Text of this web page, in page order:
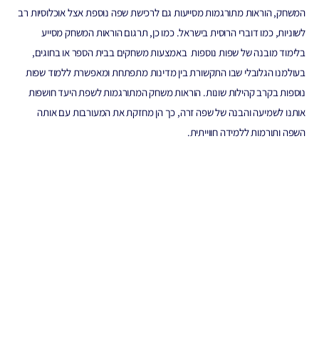
המשחק, הוראות מתורגמות מסייעות גם לרכישת שפה נוספת אצל אוכלוסיות רב
לשוניות, כמו דוברי הרוסית בישראל. כמו כן, תרגום הוראות המשחק מסייע
בלימוד מובנה של שפות נוספות באמצעות משחקים בבית הספר או בחוגים,
בעולמנו הגלובלי שבו התקשורת בין מדינות מתפתחת ומאפשרת ללמוד שפות
נוספות בקרב קהילות שונות. הוראות משחק המתורגמות לשפת היעד חושפות
אותנו לשמיעה והבנה של שפה זרה, כך הן מחזקת את המעורבות עם אותה
השפה ותורמות ללמידה חווייתית.